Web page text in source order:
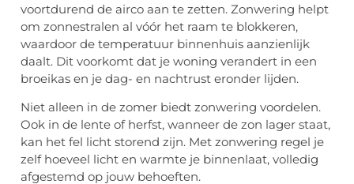
voortdurend de airco aan te zetten. Zonwering helpt
om zonnestralen al vóór het raam te blokkeren,
waardoor de temperatuur binnenhuis aanzienlijk
daalt. Dit voorkomt dat je woning verandert in een
broeikas en je dag- en nachtrust eronder lijden.
Niet alleen in de zomer biedt zonwering voordelen.
Ook in de lente of herfst, wanneer de zon lager staat,
kan het fel licht storend zijn. Met zonwering regel je
zelf hoeveel licht en warmte je binnenlaat, volledig
afgestemd op jouw behoeften.